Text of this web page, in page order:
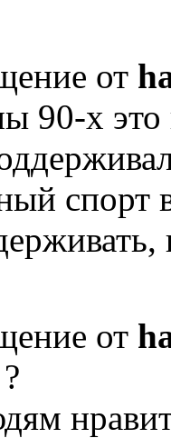
от
90-х
спорт
от